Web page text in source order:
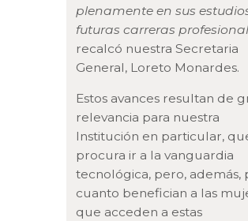
plenamente en sus
futuras carreras
recalcó nuestra Secretaria
General, Loreto Monardes.
Estos avances resultan de
relevancia para nuestra
Institución en particular,
procura ir a la vanguardia
tecnológica, pero, además,
cuanto benefician a las
que acceden a estas